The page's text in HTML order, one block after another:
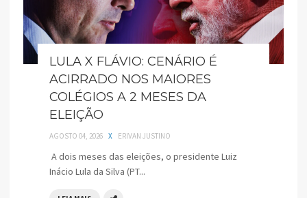
LULA X FLÁVIO: CENÁRIO É
ACIRRADO NOS MAIORES
COLÉGIOS A 2 MESES DA
ELEIÇÃO
AGOSTO 04, 2026 X ERIVAN JUSTINO
A dois meses das eleições, o presidente Luiz
Inácio Lula da Silva (PT...